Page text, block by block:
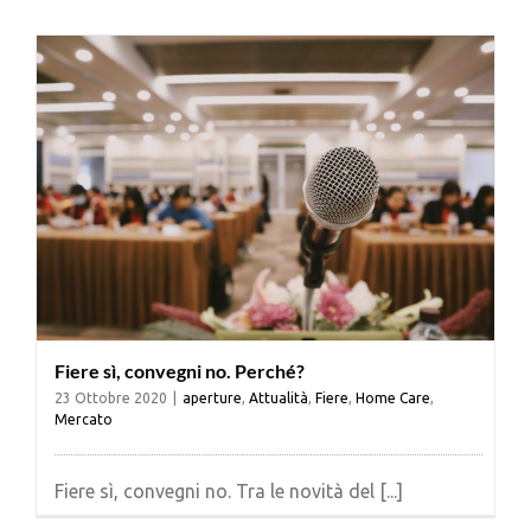
Fiere sì, convegni no. Perché?
23 Ottobre 2020 aperture, Attualità, Fiere, Home Care,
Mercato
Fiere sì, convegni no. Tra le novità del [...]